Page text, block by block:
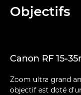
Objectifs
Canon RF 15-
Zoom ultra grand
objectif est doté